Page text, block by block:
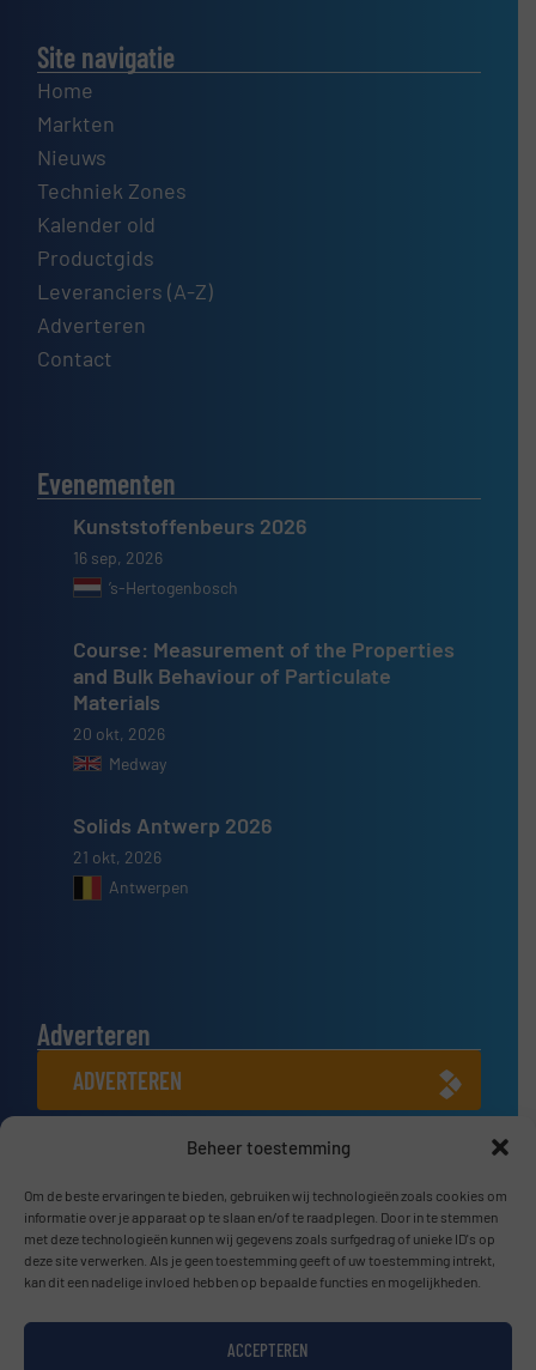
Beheer toestemming
Om de beste ervaringen te bieden, gebruiken wij technologieën zoals cookies om
informatie over je apparaat op te slaan en/of te raadplegen. Door in te stemmen
met deze technologieën kunnen wij gegevens zoals surfgedrag of unieke ID's op
deze site verwerken. Als je geen toestemming geeft of uw toestemming intrekt,
kan dit een nadelige invloed hebben op bepaalde functies en mogelijkheden.
ACCEPTEREN
Site navigatie
Home
Markten
Nieuws
Techniek Zones
Kalender old
Productgids
Leveranciers (A-Z)
Adverteren
Contact
Evenementen
Kunststoffenbeurs 2026
16 sep, 2026
’s-Hertogenbosch
Course: Measurement of the Properties
and Bulk Behaviour of Particulate
Materials
20 okt, 2026
Medway
Solids Antwerp 2026
21 okt, 2026
Antwerpen
Adverteren
ADVERTEREN
Connect met ons
LINKEDIN
SCHRIJF JE NU IN